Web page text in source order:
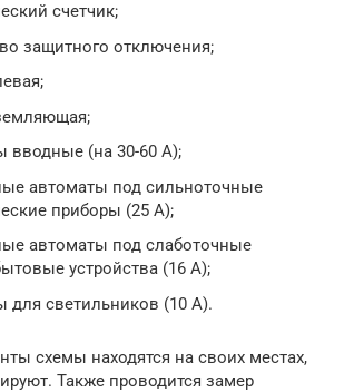
счетчик;
защитного отключения;
вводные (на 30-60 А);
автоматы под сильноточные
приборы (25 А);
автоматы под слаботочные
устройства (16 А);
для светильников (10 А).
схемы находятся на своих местах,
Также проводится замер